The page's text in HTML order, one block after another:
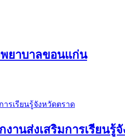
ยาบาลขอนแก่น
านส่งเสริมการเรียนรู้